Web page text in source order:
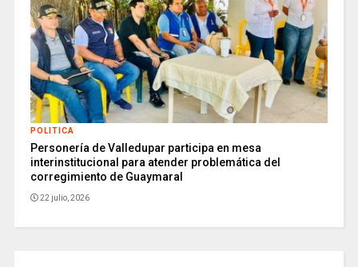
POLITICA
Personería de Valledupar participa en mesa
interinstitucional para atender problemática del
corregimiento de Guaymaral
22 julio, 2026